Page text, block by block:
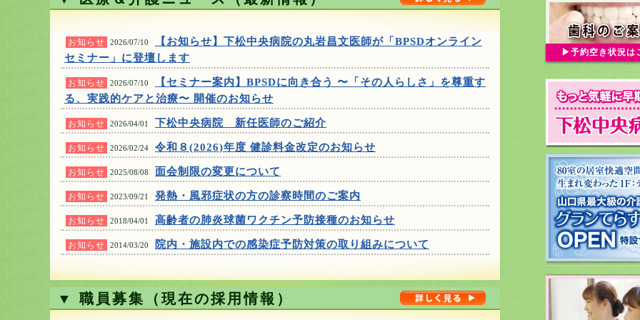
お知らせ 2026/07/10
【お知らせ】下松中央病院の丸岩昌文医師が「BPSDオンライン
セミナー」に登壇します
お知らせ 2026/07/10
【セミナー案内】BPSDに向き合う 〜「その人らしさ」を尊重す
る、実践的ケアと治療〜 開催のお知らせ
お知らせ 2026/04/01 下松中央病院 新任医師のご紹介
お知らせ 2026/02/24 令和８(2026)年度 健診料金改定のお知らせ
お知らせ 2025/08/08 面会制限の変更について
お知らせ 2023/09/21 発熱・風邪症状の方の診察時間のご案内
お知らせ 2018/04/01 高齢者の肺炎球菌ワクチン予防接種のお知らせ
お知らせ 2014/03/20 院内・施設内での感染症予防対策の取り組みについて
▼ 職員募集（現在の採用情報）
予約空き状況は